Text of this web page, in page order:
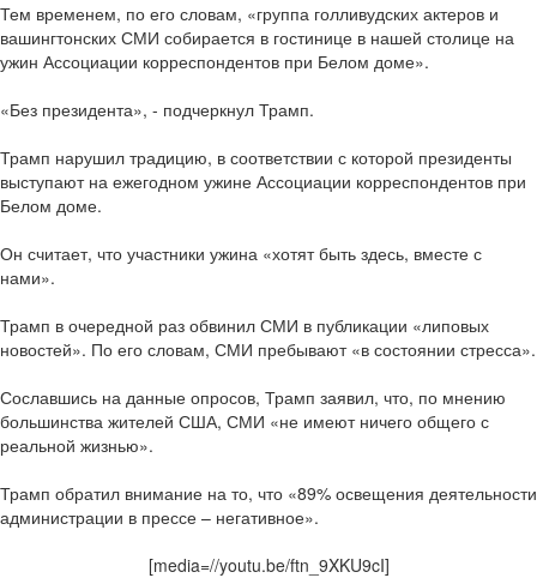
Тем временем, по его словам, «группа голливудских актеров и
вашингтонских СМИ собирается в гостинице в нашей столице на
ужин Ассоциации корреспондентов при Белом доме».
«Без президента», - подчеркнул Трамп.
Трамп нарушил традицию, в соответствии с которой президенты
выступают на ежегодном ужине Ассоциации корреспондентов при
Белом доме.
Он считает, что участники ужина «хотят быть здесь, вместе с
нами».
Трамп в очередной раз обвинил СМИ в публикации «липовых
новостей». По его словам, СМИ пребывают «в состоянии стресса».
Сославшись на данные опросов, Трамп заявил, что, по мнению
большинства жителей США, СМИ «не имеют ничего общего с
реальной жизнью».
Трамп обратил внимание на то, что «89% освещения деятельности
администрации в прессе – негативное».
[media=//youtu.be/ftn_9XKU9cI]